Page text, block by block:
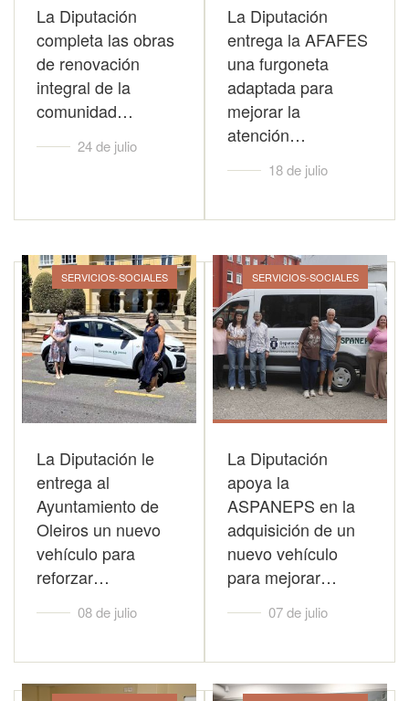
La Diputación
completa las obras
de renovación
integral de la
comunidad…
24 de julio
La Diputación
entrega la AFAFES
una furgoneta
adaptada para
mejorar la
atención…
18 de julio
SERVICIOS-SOCIALES
La Diputación le
entrega al
Ayuntamiento de
Oleiros un nuevo
vehículo para
reforzar…
08 de julio
SERVICIOS-SOCIALES
La Diputación
apoya la
ASPANEPS en la
adquisición de un
nuevo vehículo
para mejorar…
07 de julio